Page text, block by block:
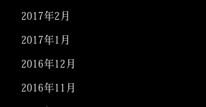
2017年2月
2017年1月
2016年12月
2016年11月